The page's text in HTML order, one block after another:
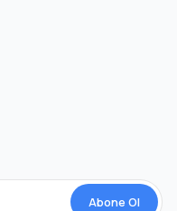
Abone Ol